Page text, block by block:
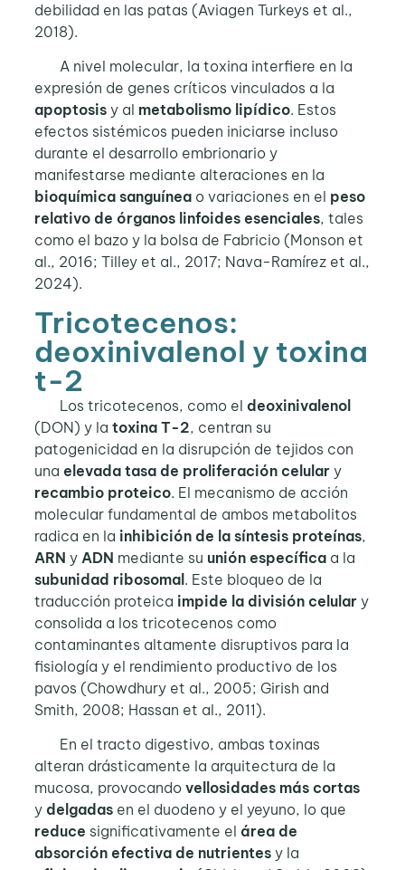
debilidad en las patas (Aviagen Turkeys et al.,
2018).
A nivel molecular, la toxina interfiere en la
expresión de genes críticos vinculados a la
apoptosisy al metabolismo lipídico. Estos
efectos sistémicos pueden iniciarse incluso
durante el desarrollo embrionario y
manifestarse mediante alteraciones en la
bioquímica sanguíneao variaciones en el peso
relativo de órganos linfoides esenciales, tales
como el bazo y la bolsa de Fabricio (Monson et
al., 2016; Tilley et al., 2017; Nava-Ramírez et al.,
2024).
Tricotecenos:
deoxinivalenol y toxina
t-2
Los tricotecenos, como el deoxinivalenol
(DON) y la toxina T-2, centran su
patogenicidad en la disrupción de tejidos con
una elevada tasa de proliferación celulary
recambio proteico. El mecanismo de acción
molecular fundamental de ambos metabolitos
radica en la inhibición de la síntesis proteínas,
ARN y ADN mediante su unión específicaa la
subunidad ribosomal. Este bloqueo de la
traducción proteica impide la división celulary
consolida a los tricotecenos como
contaminantes altamente disruptivos para la
fisiología y el rendimiento productivo de los
pavos (Chowdhury et al., 2005; Girish and
Smith, 2008; Hassan et al., 2011).
En el tracto digestivo, ambas toxinas
alteran drásticamente la arquitectura de la
mucosa, provocando vellosidades más cortas
y delgadasen el duodeno y el yeyuno, lo que
reduce significativamente el área de
absorción efectiva de nutrientesy la